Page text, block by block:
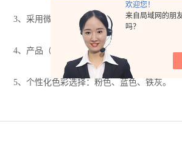
欢迎您！
来自局域网的朋
吗？
3、采用微电脑控制，人性化设计，时间累积
4、产品（已通过欧盟CE认证、美国FCC认证
5、个性化色彩选择：粉色、蓝色、铁灰。